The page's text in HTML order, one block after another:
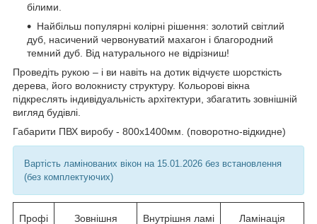
білими.
Найбільш популярні колірні рішення: золотий світлий
дуб, насичений червонуватий махагон і благородний
темний дуб. Від натурального не відрізниш!
Проведіть рукою – і ви навіть на дотик відчуєте шорсткість
дерева, його волокнисту структуру. Кольорові вікна
підкреслять індивідуальність архітектури, збагатить зовнішній
вигляд будівлі.
Габарити ПВХ виробу - 800х1400мм. (поворотно-відкидне)
Вартість ламінованих вікон на 15.01.2026 без встановлення
(без комплектуючих)
Профі
Зовнішня
Внутрішня ламі
Ламінація